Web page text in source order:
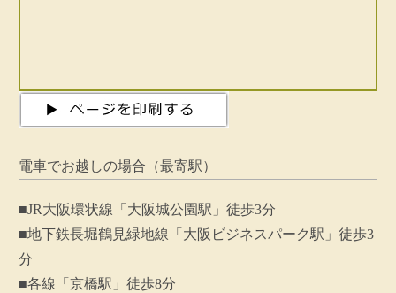
電車でお越しの場合（最寄駅）
■JR大阪環状線「大阪城公園駅」徒歩3分
■地下鉄長堀鶴見緑地線「大阪ビジネスパーク駅」徒歩3
分
■各線「京橋駅」徒歩8分